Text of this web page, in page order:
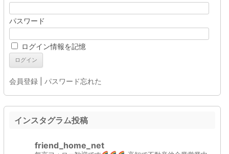
パスワード
ログイン情報を記憶
会員登録 パスワード忘れた
インスタグラム投稿
friend_home_net